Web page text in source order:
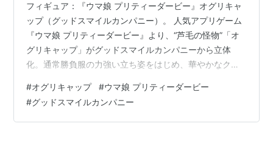
引退後は18億円のシンジケートが組まれ種牡馬入りした
ものの、目立つ産駒を出すことは出来なかった。すでに
シンジケートは解散しており、2007年現在種牡馬も引
退している。1992年から笠松競馬場の記念冠競走「オ
グリキャップ記念」が開催されている。現在は功労馬と
して優駿スタリオンステーションに繋養されており、
1998年9月13日によみうりランドにて展示。2005年4月
フィギュア：『ウマ娘 プリティーダービー』オグリキャ
ップ（グッドスマイルカンパニー）。 人気アプリゲーム
『ウマ娘 プリティーダービー』より、“芦毛の怪物”「オ
グリキャップ」がグッドスマイルカンパニーから立体
化。通常勝負服の力強い立ち姿をはじめ、華やかなクリ
んどろいど」など幅広く展開されています。風になびく
髪や衣服の細やかな装飾、質感豊かな塗装までこだわり
抜かれており、勝利を目指す気迫と愛らしさの両面を余
#オグリキャップ #ウマ娘 プリティーダービー
#グッドスマイルカンパニー